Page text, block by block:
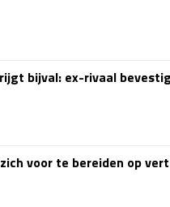
bijval: ex-rivaal
voor te bereiden op